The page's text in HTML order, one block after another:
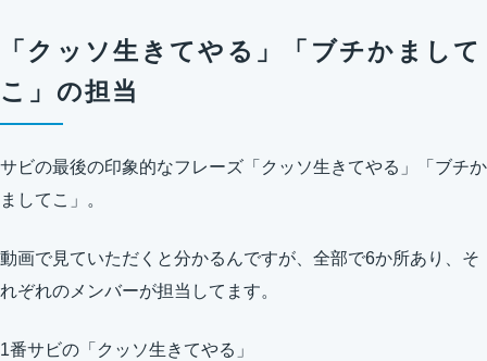
「クッソ生きてやる」「ブチかまして
こ」の担当
サビの最後の印象的なフレーズ「クッソ生きてやる」「ブチか
ましてこ」。
動画で見ていただくと分かるんですが、全部で6か所あり、そ
れぞれのメンバーが担当してます。
1番サビの「クッソ生きてやる」